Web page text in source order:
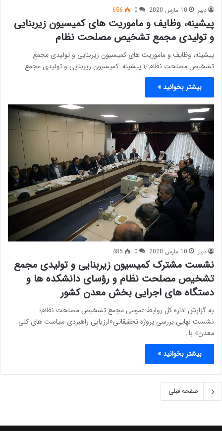
دبیر 10 مارس 2020 0
656
پیشینه، وظایف و ماموریت های کمیسیون زیربنایی
و تولیدی مجمع تشخیص مصلحت نظام
پیشینه، وظایف و ماموریت های کمیسیون زیربنایی و تولیدی مجمع
تشخیص مصلحت نظام ۱٫ پیشینه: کمیسیون زیربنایی و تولیدی مجمع…
بیشتر بخوانید »
دبیر 10 مارس 2020 0
485
نشست مشترک کمیسیون زیربنایی و تولیدی مجمع
تشخیص مصلحت نظام و رؤسای دانشکده­ ها و
دستگاه­ های اجرایی بخش معدن کشور
به گزارش اداره کل روابط عمومی مجمع تشخیص مصلحت نظام؛
نشست نهایی بررسی پروژه تحقیقاتی«ارزیابی راهبردی سیاست های کلی
معدن» با…
بیشتر بخوانید »
صفحه قبلی